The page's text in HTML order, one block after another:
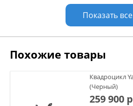
Показать
Похожие товары
Квадроцикл
(Черный)
259 900